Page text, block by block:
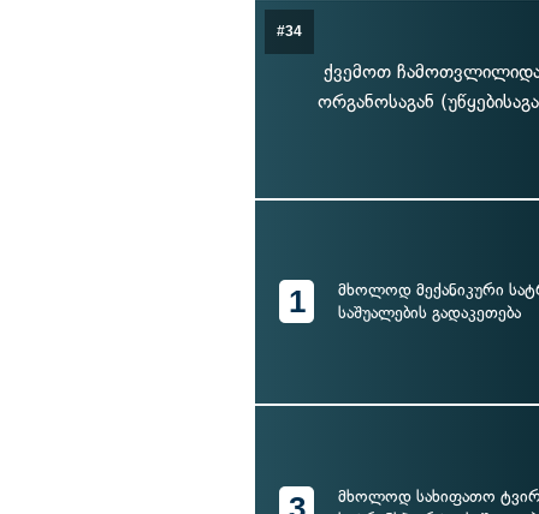
#34
ქვემოთ
ორგანოსაგან
1
მხოლოდ მექანიკური
საშუალების გადაკეთება
მხოლოდ სახიფათო